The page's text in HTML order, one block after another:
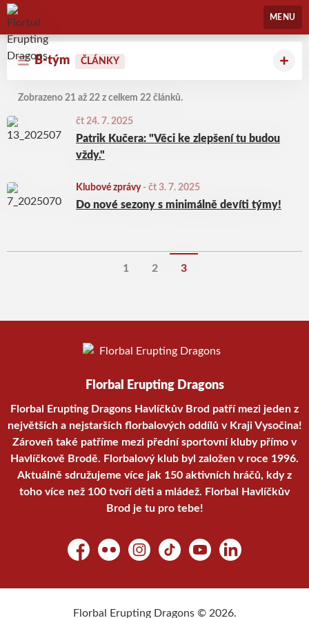
Florbal Erupting Dragons
MENU
B-tým ČLÁNKY
Zobrazeno 21 až 22 z celkem 22 článků.
čt 24. 7. 2025
Patrik Kučera: "Věci ke zlepšení tu budou
vždy."
Klubové zprávy- čt 3. 7. 2025
Do nové sezony s minimálně devíti týmy!
1 2 3
Florbal Erupting Dragons
Florbal Erupting Dragons Havlíčkův Brod patří mezi jeden z
největších a nejstarších florbalových oddílů v Kraji Vysočina!
Zároveň také patříme mezi přední sportovní kluby přímo v
Havlíčkově Brodě. Florbalový klub byl založen v roce 1996.
Aktuálně sdružujeme více jak 150 aktivních hráčů, kdy z
toho více než 100 tvoří děti a mládež. Florbal Havlíčkův
Brod je tu pro tebe!
FacebookFlickr Instagram
TikTok YouTubeLinkedIn
Florbal Erupting Dragons © 2026.